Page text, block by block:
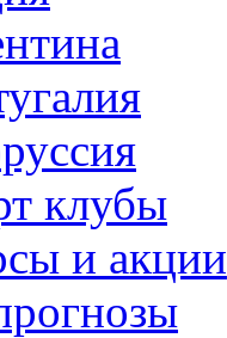
клубы
и акции